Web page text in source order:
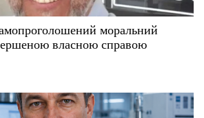
моральний
власною справою